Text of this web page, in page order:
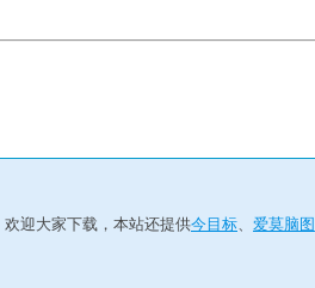
迎大家下载，本站还提供今目标、 爱莫脑图